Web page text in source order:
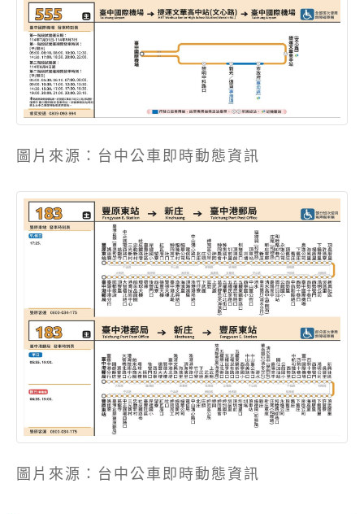
圖片來源：台中公車即時動態資訊
圖片來源：台中公車即時動態資訊